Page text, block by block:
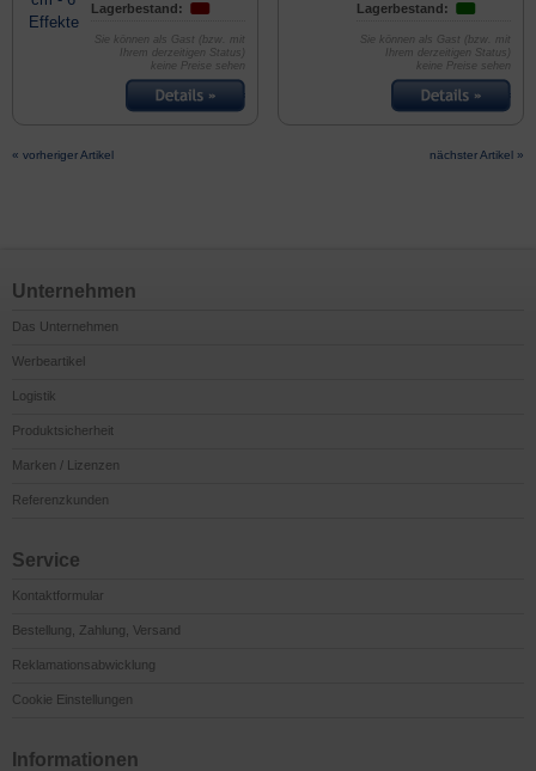
Lagerbestand:
Sie können als Gast (bzw. mit
Ihrem derzeitigen Status)
keine Preise sehen
Lagerbestand:
Sie können als Gast (bzw. mit
Ihrem derzeitigen Status)
keine Preise sehen
« vorheriger Artikel nächster Artikel »
Unternehmen
Das Unternehmen
Werbeartikel
Logistik
Produktsicherheit
Marken / Lizenzen
Referenzkunden
Service
Kontaktformular
Bestellung, Zahlung, Versand
Reklamationsabwicklung
Cookie Einstellungen
Informationen